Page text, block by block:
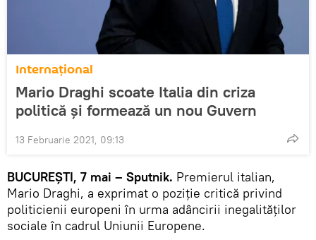
Internaţional
Mario Draghi scoate Italia din criza
politică și formează un nou Guvern
13 Februarie 2021, 09:13
BUCUREŞTI, 7 mai – Sputnik. Premierul italian,
Mario Draghi, a exprimat o poziţie critică privind
politicienii europeni în urma adâncirii inegalităților
sociale în cadrul Uniunii Europene.